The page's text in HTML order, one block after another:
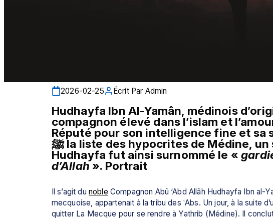
2026-02-25 Écrit Par Admin
Hudhayfa Ibn Al-Yamân, médinois
compagnon élevé dans l’islam et
Réputé pour son intelligence fine et sa
ﷺ la liste des hypocrites de Médine, un secret qu’il garda toute sa vie.
Hudhayfa fut ainsi surnommé le «
d’Allah ». Portrait
Il s’agit du noble Compagnon Abû ‘Abd Allâh Hudhayfa Ibn al-
mecquoise, appartenait à la tribu des ʿAbs. Un jour, à la suite
quitter La Mecque pour se rendre à Yathrib (Médine). Il